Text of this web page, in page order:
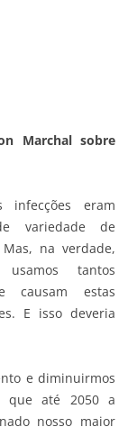
Marchal sobre
eram
variedade de
na verdade,
tantos
causam estas
E isso deveria
e diminuirmos
que até 2050 a
nosso maior